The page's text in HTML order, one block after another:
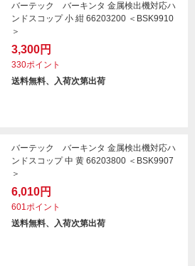
バーテック バーキンタ 金属検出機対応ハ
ンドスコップ 小 紺 66203200 ＜BSK9910
＞
3,300円
330ポイント
送料無料、入荷次第出荷
バーテック バーキンタ 金属検出機対応ハ
ンドスコップ 中 黄 66203800 ＜BSK9907
＞
6,010円
601ポイント
送料無料、入荷次第出荷